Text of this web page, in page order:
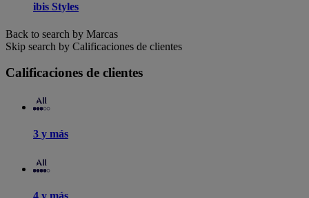
ibis Styles
Back to search by Marcas
Skip search by Calificaciones de clientes
Calificaciones de clientes
3 y más
4 y más